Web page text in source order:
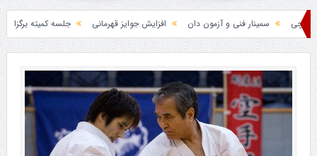
سمینار فنی و آزمون دان افزایش جوایز قهرمانی جلسه کمیته برگزاری جام